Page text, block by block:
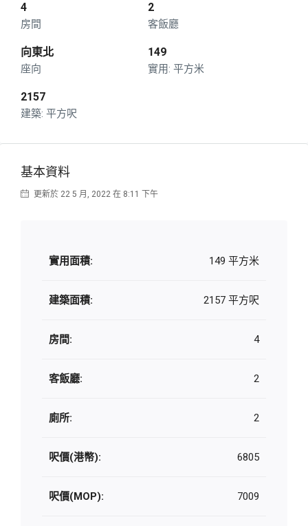
4
房間
2
客飯廳
向東北
座向
149
平方米
2157
平方呎
基本資料
更新於 22 5 月, 2022 在 8:11 下午
實用面積: 149 平方米
建築面積: 2157 平方呎
房間: 4
客飯廳: 2
廁所: 2
呎價(港幣): 6805
呎價(MOP): 7009